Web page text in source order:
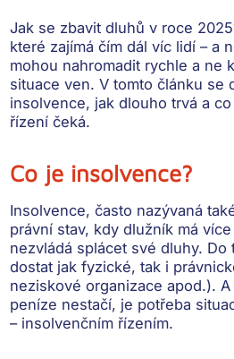
Jak se zbavit dluhů v roce
které zajímá čím dál víc lidí – a
mohou nahromadit rychle a ne
situace ven. V tomto článku se
insolvence, jak dlouho trvá a
řízení čeká.
Co je insolvence?
Insolvence, často nazývaná
právní stav, kdy dlužník má
nezvládá splácet své dluhy. Do
dostat jak fyzické, tak i
neziskové organizace apod.).
peníze nestačí, je potřeba
– insolvenčním řízením.